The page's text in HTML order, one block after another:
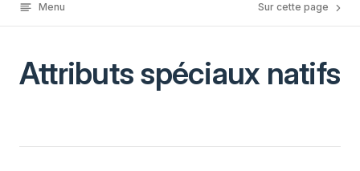
Menu Sur cette page
Attributs spéciaux natifs